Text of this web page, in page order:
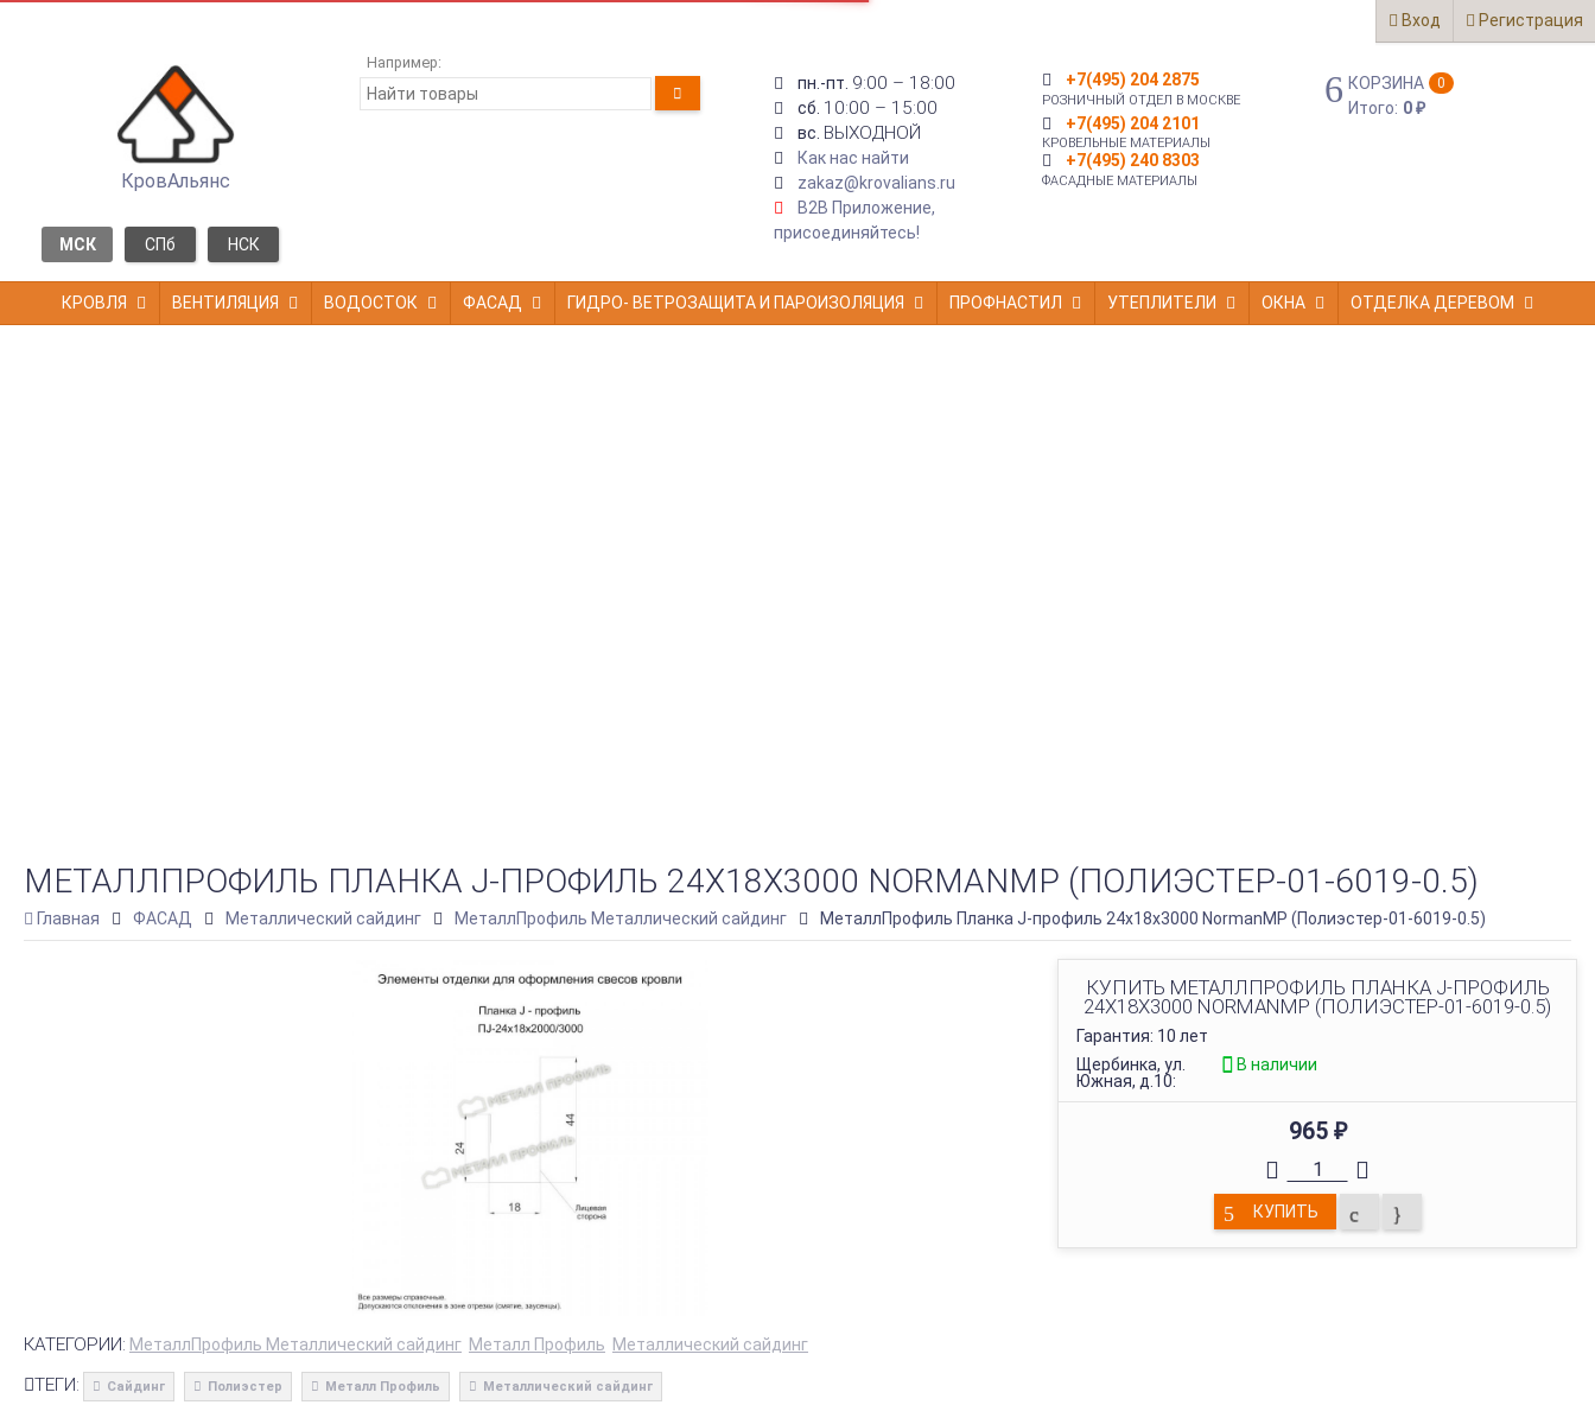
Вход Регистрация
КровАльянс
МСК СПб НСК
Например:
пн.-пт. 9:00 – 18:00
сб. 10:00 – 15:00
вс. ВЫХОДНОЙ
Как нас найти
zakaz@krovalians.ru
B2B Приложение,
присоединяйтесь!
+7(495) 204 2875
РОЗНИЧНЫЙ ОТДЕЛ В МОСКВЕ
+7(495) 204 2101
КРОВЕЛЬНЫЕ МАТЕРИАЛЫ
+7(495) 240 8303
ФАСАДНЫЕ МАТЕРИАЛЫ
КОРЗИНА 0
Итого: 0₽
КРОВЛЯ ВЕНТИЛЯЦИЯ ВОДОСТОК ФАСАД ГИДРО- ВЕТРОЗАЩИТА И ПАРОИЗОЛЯЦИЯ ПРОФНАСТИЛ УТЕПЛИТЕЛИ ОКНА ОТДЕЛКА ДЕРЕВОМ
МЕТАЛЛПРОФИЛЬ ПЛАНКА J-ПРОФИЛЬ 24Х18Х3000 NORMANMP (ПОЛИЭСТЕР-01-6019-0.5)
Главная ФАСАД Металлический сайдинг МеталлПрофиль Металлический сайдинг МеталлПрофиль Планка J-профиль 24х18х3000 NormanMP (Полиэстер-01-6019-0.5)
КУПИТЬ МЕТАЛЛПРОФИЛЬ ПЛАНКА J-ПРОФИЛЬ
24Х18Х3000 NORMANMP (ПОЛИЭСТЕР-01-6019-0.5)
Гарантия: 10 лет
Щербинка, ул.
Южная, д.10:
В наличии
965 ₽
КУПИТЬ
КАТЕГОРИИ: МеталлПрофиль Металлический сайдинг Металл Профиль Металлический сайдинг
ТЕГИ: Сайдинг Полиэстер Металл Профиль Металлический сайдинг